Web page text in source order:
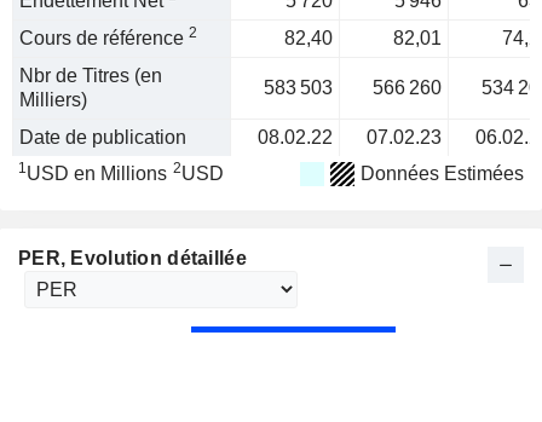
Cours de référence 2 82,40 82,01
Nbr de Titres (en
Milliers)
583 503 566 260 534
Date de publication 08.02.22 07.02.23
1USD en Millions 2USD Données Estimées
PER, Evolution détaillée